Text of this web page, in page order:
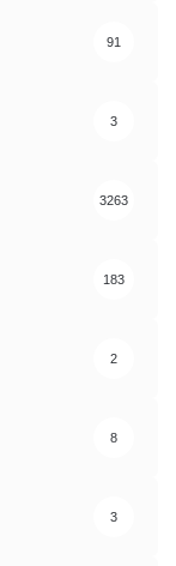
91
3
3263
183
2
8
3